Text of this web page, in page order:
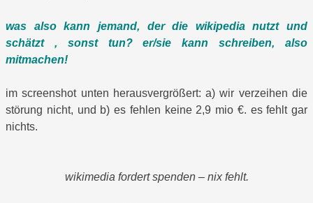
was also kann jemand, der die wikipedia nutzt und
schätzt , sonst tun? er/sie kann schreiben, also
mitmachen!
im screenshot unten herausvergrößert: a) wir verzeihen die
störung nicht, und b) es fehlen keine 2,9 mio €. es fehlt gar
nichts.
wikimedia fordert spenden – nix fehlt.